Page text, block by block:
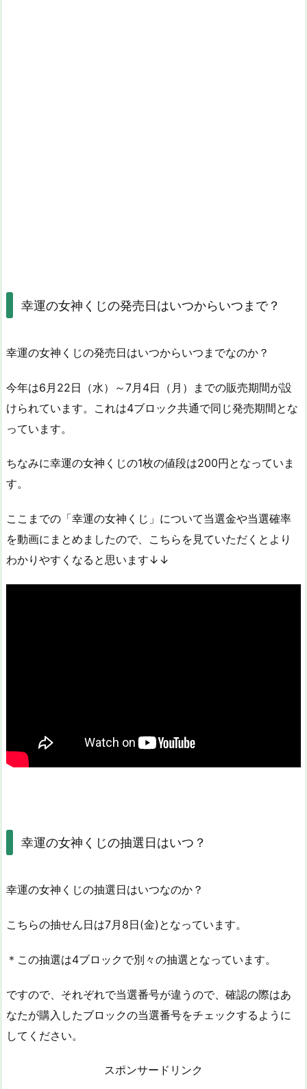
幸運の女神くじの発売日はいつからいつまで？
幸運の女神くじの発売日はいつからいつまでなのか？
今年は6月22日（水）～7月4日（月）までの販売期間が設
けられています。これは4ブロック共通で同じ発売期間とな
っています。
ちなみに幸運の女神くじの1枚の値段は200円となっていま
す。
ここまでの「幸運の女神くじ」について当選金や当選確率
を動画にまとめましたので、こちらを見ていただくとより
わかりやすくなると思います↓↓
幸運の女神くじの抽選日はいつ？
幸運の女神くじの抽選日はいつなのか？
こちらの抽せん日は7月8日(金)となっています。
＊この抽選は4ブロックで別々の抽選となっています。
ですので、それぞれで当選番号が違うので、確認の際はあ
なたが購入したブロックの当選番号をチェックするように
してください。
スポンサードリンク